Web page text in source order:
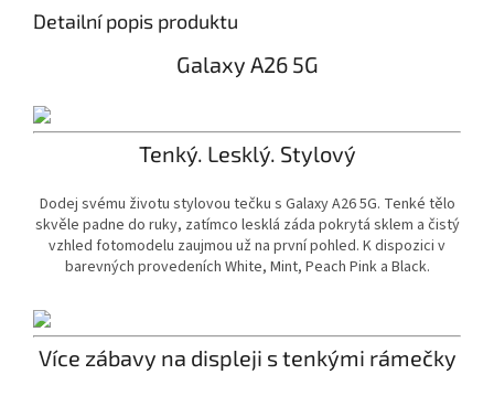
Detailní popis produktu
Galaxy A26 5G
Tenký. Lesklý. Stylový
Dodej svému životu stylovou tečku s Galaxy A26 5G. Tenké tělo
skvěle padne do ruky, zatímco lesklá záda pokrytá sklem a čistý
vzhled fotomodelu zaujmou už na první pohled. K dispozici v
barevných provedeních White, Mint, Peach Pink a Black.
Více zábavy na displeji s tenkými rámečky